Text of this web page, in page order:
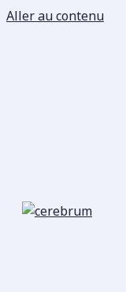
Aller au contenu